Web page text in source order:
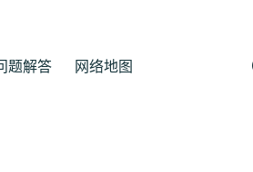
题解答 网络地图